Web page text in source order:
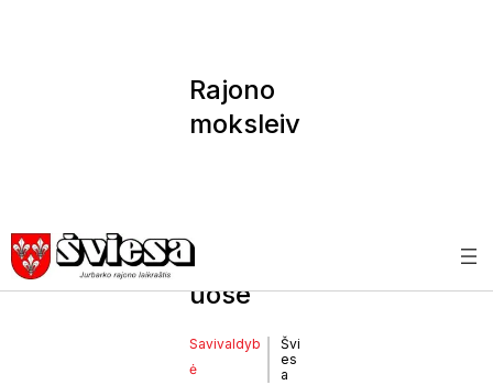
Rajono
moksleiv
konkurs
uose
Savivaldyb
ė
Švi
es
a